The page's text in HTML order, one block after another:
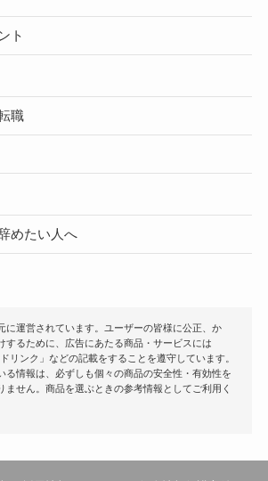
ト
職
めたい人へ
に運営されています。ユーザーの皆様に公正、か
するために、広告にあたる商品・サービスには
リンク」などの記載をすることを遵守しています。
る情報は、必ずしも個々の商品の安全性・有効性を
ません。商品を選ぶときの参考情報としてご利用く